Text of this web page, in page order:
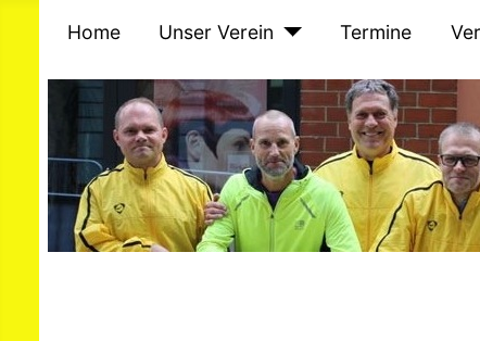
Home Unser Verein Termine